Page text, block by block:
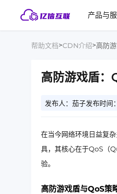
产品与
帮助文档>CDN介绍>高防
高防游戏盾：
发布人：茄子发布时间
在当今网络环境日益复
具，其核心在于QoS（
验。
高防游戏盾与QoS策